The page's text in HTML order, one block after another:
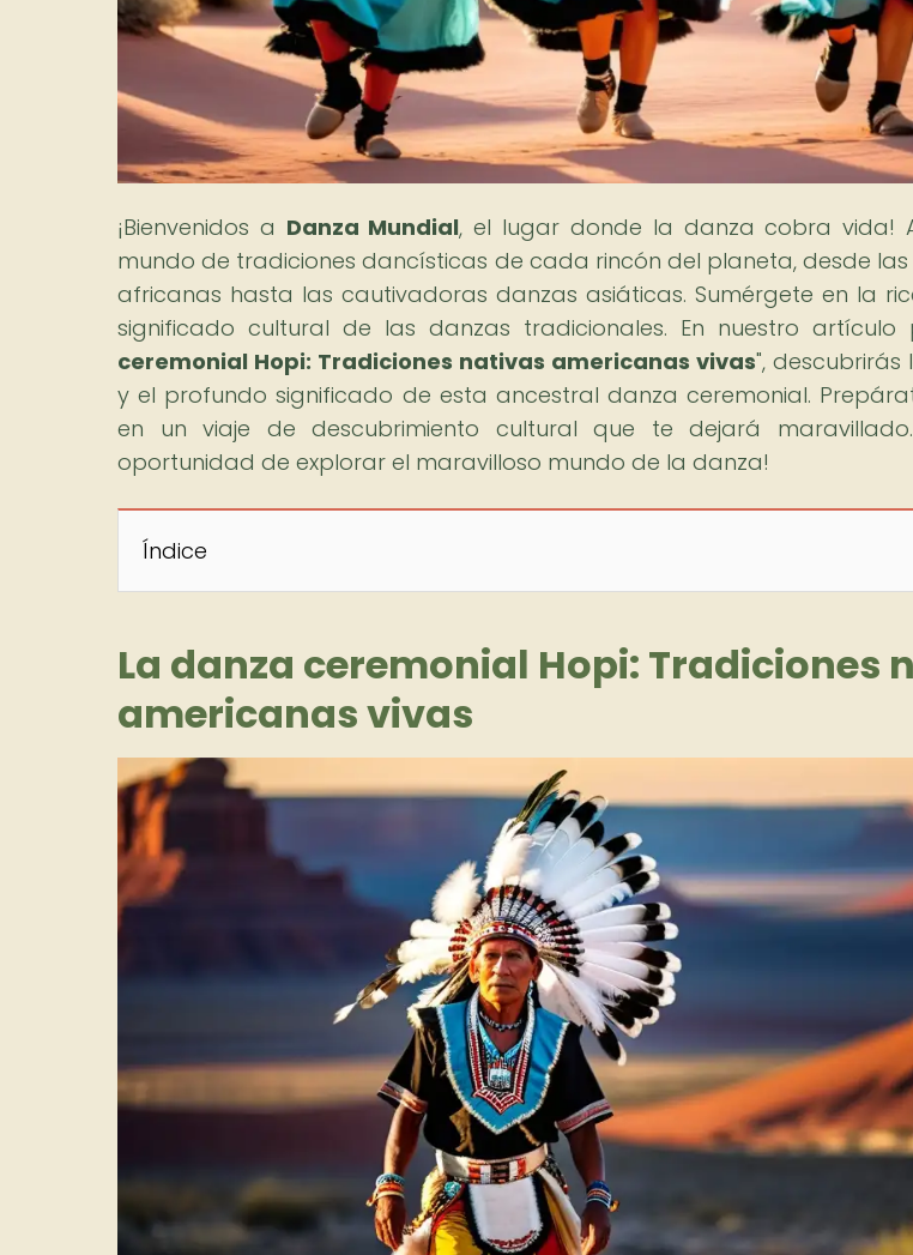
¡Bienvenidos a Danza Mundial, el lugar donde la danza cobra vida!
mundo de tradiciones dancísticas de cada rincón del planeta, desde
africanas hasta las cautivadoras danzas asiáticas. Sumérgete en la
significado cultural de las danzas tradicionales. En nuestro artículo
ceremonial Hopi: Tradiciones nativas americanas vivas",
y el profundo significado de esta ancestral danza ceremonial.
en un viaje de descubrimiento cultural que te dejará
oportunidad de explorar el maravilloso mundo de la danza!
Índice
La danza ceremonial Hopi: Tradiciones
americanas vivas